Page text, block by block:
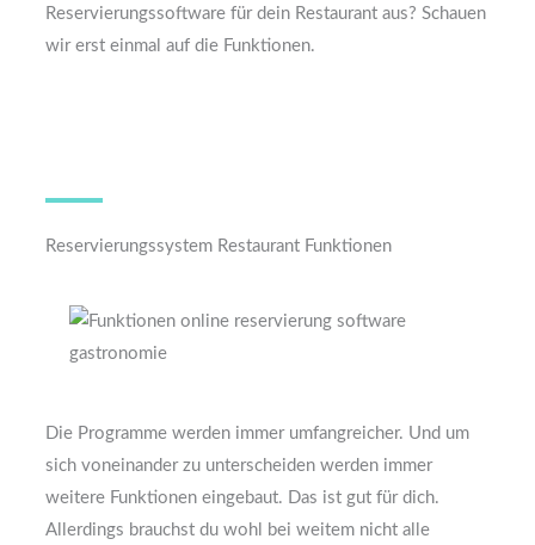
Reservierungssoftware für dein Restaurant aus? Schauen
wir erst einmal auf die Funktionen.
Reservierungssystem Restaurant Funktionen
Die Programme werden immer umfangreicher. Und um
sich voneinander zu unterscheiden werden immer
weitere Funktionen eingebaut. Das ist gut für dich.
Allerdings brauchst du wohl bei weitem nicht alle